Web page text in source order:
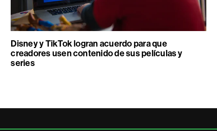
Disney y TikTok logran acuerdo para que
creadores usen contenido de sus películas y
series